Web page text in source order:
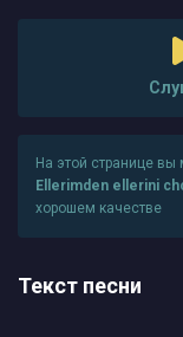
На этой странице вы
Ellerimden ellerini
хорошем качестве
Текст песни